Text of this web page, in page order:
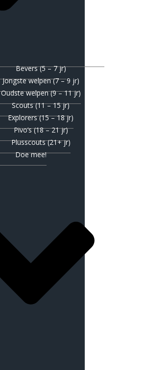
Bevers (5 – 7 jr)
Jongste welpen (7 – 9 jr)
Oudste welpen (9 – 11 jr)
Scouts (11 – 15 jr)
Explorers (15 – 18 jr)
Pivo’s (18 – 21 jr)
Plusscouts (21+ jr)
Doe mee!